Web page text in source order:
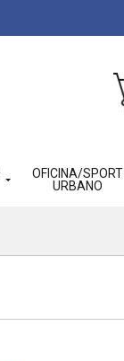
OFICINA/SPORT
URBANO